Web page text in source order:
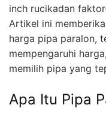
inch rucikadan
Artikel ini
harga pipa paralon,
mempengaruhi
memilih pipa yang
Apa Itu Pipa